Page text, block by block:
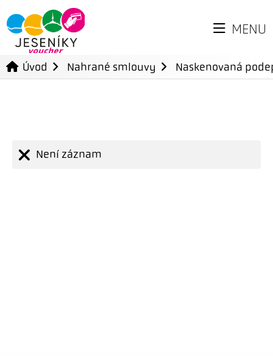
MENU
Úvod Nahrané smlouvy Naskenovaná
Není záznam